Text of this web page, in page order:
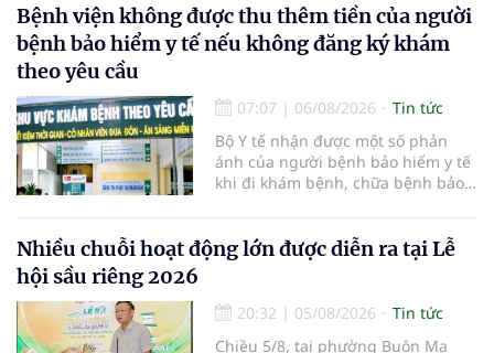
sắc quy mô, khác biệt và tiên
phong – nơi tôn vinh vẻ đẹp thời
đại mới kết hợp giữa Tri thức, Bản
Bệnh viện không được thu thêm tiền của người
bệnh bảo hiểm y tế nếu không đăng ký khám
theo yêu cầu
07:07 | 06/08/2026
Tin tức
Bộ Y tế nhận được một số phản
ánh của người bệnh bảo hiểm y tế
khi đi khám bệnh, chữa bệnh bảo
bệnh, chữa bệnh theo yêu cầu
nhưng vẫn phải nộp thêm các chi
phần cùng chi trả.
Nhiều chuỗi hoạt động lớn được diễn ra tại Lễ
hội sầu riêng 2026
20:32 | 05/08/2026
Tin tức
Chiều 5/8, tại phường Buôn Ma